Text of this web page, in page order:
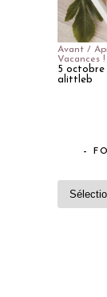
Avant /
Vacances !
5 octobre
alittleb
–